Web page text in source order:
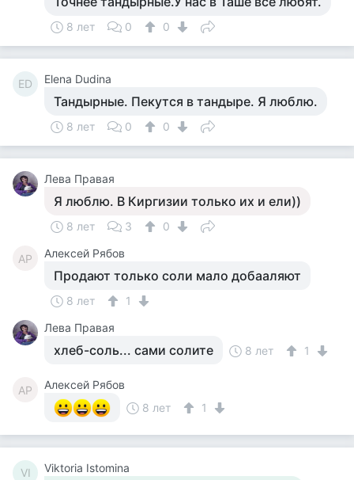
8 лет 0 0
ED Elena Dudina
Тандырные. Пекутся в тандыре. Я люблю.
8 лет 0 0
Лева Правая
Я люблю. В Киргизии только их и ели))
8 лет 3 0
АР Алексей Рябов
Продают только соли мало добааляют
8 лет
1
Лева Правая
хлеб-соль... сами солите 8 лет 1
АР
Алексей Рябов
8 лет
1
VI Viktoria Istomina